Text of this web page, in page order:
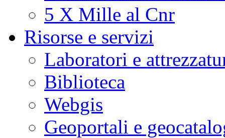
5 X Mille al Cnr
Risorse e servizi
Laboratori e
Biblioteca
Webgis
Geoportali e